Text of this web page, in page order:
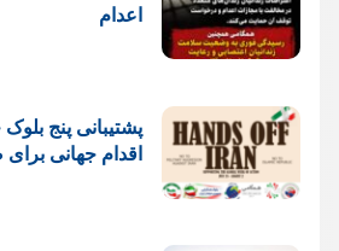
اعدام
پشتيبانی پنج
اقدام جهانی